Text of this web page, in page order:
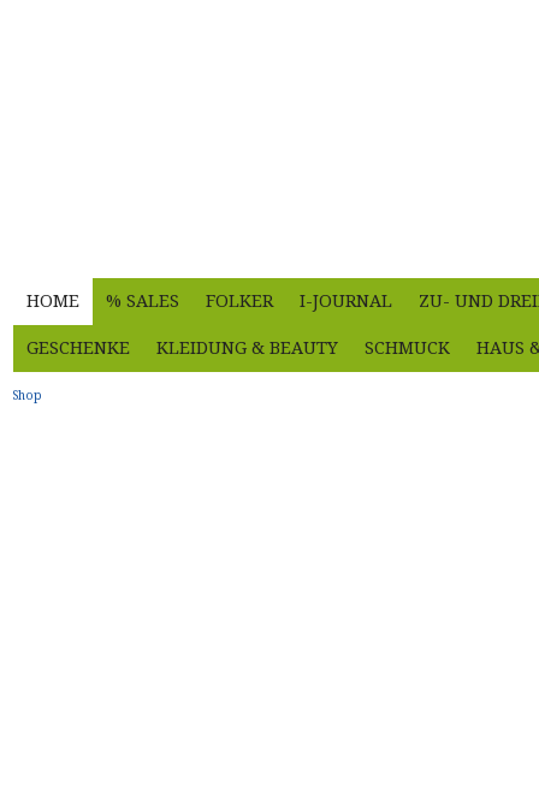
HOME % SALES FOLKER I-JOURNAL ZU- UND
GESCHENKE KLEIDUNG & BEAUTY SCHMUCK HAUS
Shop